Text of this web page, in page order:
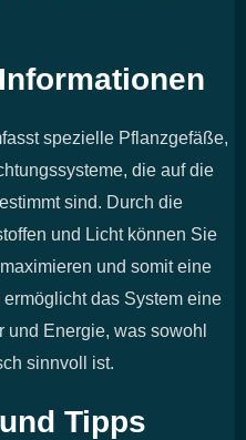
spezielle Pflanzgefäße,
die auf die
sind. Durch die
und Licht können Sie
und somit eine
das System eine
und Energie, was sowohl
sinnvoll ist.
Tipps